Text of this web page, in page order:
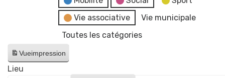
Vie associative
Vie municipale
Toutes les catégories
Vueimpression
Lieu